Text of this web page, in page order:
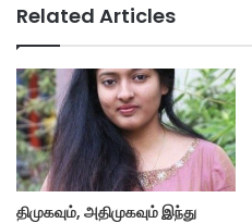
Related Articles
திமுகவும், அதிமுகவும் இந்து